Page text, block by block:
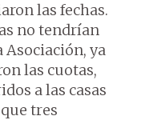
las fechas.
no tendrían
ya
las cuotas,
a las casas
tres